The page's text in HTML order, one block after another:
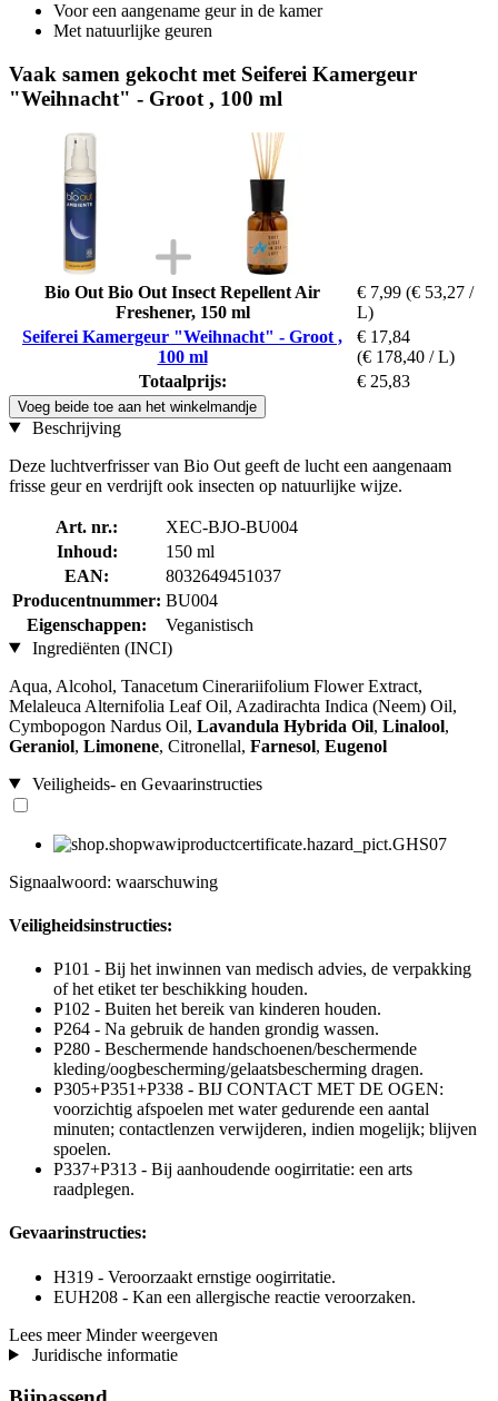
Voor een aangename geur in de kamer
Met natuurlijke geuren
Vaak samen gekocht met Seiferei Kamergeur
"Weihnacht" - Groot , 100 ml
Bio Out Bio Out Insect Repellent Air
Freshener, 150 ml
€ 7,99 (€ 53,27 /
L)
Seiferei Kamergeur "Weihnacht" - Groot ,
100 ml
€ 17,84
(€ 178,40 / L)
Totaalprijs:
€ 25,83
Voeg beide toe aan het winkelmandje
Beschrijving
Deze luchtverfrisser van Bio Out geeft de lucht een aangenaam
frisse geur en verdrijft ook insecten op natuurlijke wijze.
Art. nr.:
XEC-BJO-BU004
Inhoud:
150 ml
EAN:
8032649451037
Producentnummer: BU004
Eigenschappen:
Veganistisch
Ingrediënten (INCI)
Aqua, Alcohol, Tanacetum Cinerariifolium Flower Extract,
Melaleuca Alternifolia Leaf Oil, Azadirachta Indica (Neem) Oil,
Cymbopogon Nardus Oil, Lavandula Hybrida Oil, Linalool,
Geraniol, Limonene, Citronellal, Farnesol, Eugenol
Veiligheids- en Gevaarinstructies
Signaalwoord: waarschuwing
Veiligheidsinstructies:
P101 - Bij het inwinnen van medisch advies, de verpakking
of het etiket ter beschikking houden.
P102 - Buiten het bereik van kinderen houden.
P264 - Na gebruik de handen grondig wassen.
P280 - Beschermende handschoenen/beschermende
kleding/oogbescherming/gelaatsbescherming dragen.
P305+P351+P338 - BIJ CONTACT MET DE OGEN:
voorzichtig afspoelen met water gedurende een aantal
minuten; contactlenzen verwijderen, indien mogelijk; blijven
spoelen.
P337+P313 - Bij aanhoudende oogirritatie: een arts
raadplegen.
Gevaarinstructies:
H319 - Veroorzaakt ernstige oogirritatie.
EUH208 - Kan een allergische reactie veroorzaken.
Lees meer Minder weergeven
Juridische informatie